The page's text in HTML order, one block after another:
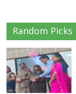
Random Picks